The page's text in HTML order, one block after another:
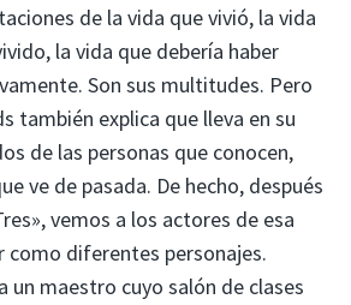
de la vida que vivió, la vida
la vida que debería haber
Son sus multitudes. Pero
también explica que lleva en su
de las personas que conocen,
ve de pasada. De hecho, después
vemos a los actores de esa
como diferentes personajes.
un maestro cuyo salón de clases